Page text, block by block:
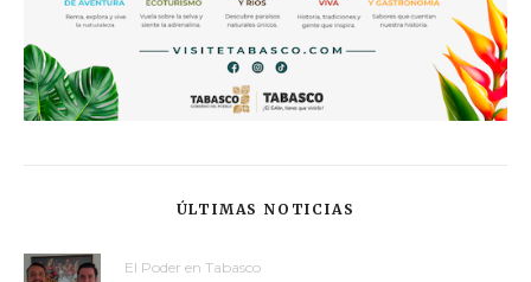
ÚLTIMAS NOTICIAS
El Poder en Tabasco